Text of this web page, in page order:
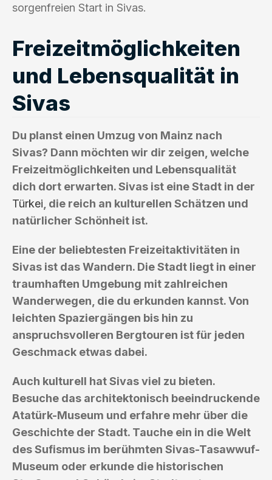
sorgenfreien Start in Sivas.
Freizeitmöglichkeiten
und Lebensqualität in
Sivas
Du planst einen Umzug von Mainz nach
Sivas? Dann möchten wir dir zeigen, welche
Freizeitmöglichkeiten und Lebensqualität
dich dort erwarten. Sivas ist eine Stadt in der
Türkei , die reich an kulturellen Schätzen und
natürlicher Schönheit ist.
Eine der beliebtesten Freizeitaktivitäten in
Sivas ist das Wandern. Die Stadt liegt in einer
traumhaften Umgebung mit zahlreichen
Wanderwegen, die du erkunden kannst. Von
leichten Spaziergängen bis hin zu
anspruchsvolleren Bergtouren ist für jeden
Geschmack etwas dabei.
Auch kulturell hat Sivas viel zu bieten.
Besuche das architektonisch beeindruckende
Atatürk-Museum und erfahre mehr über die
Geschichte der Stadt. Tauche ein in die Welt
des Sufismus im berühmten Sivas-Tasawwuf-
Museum oder erkunde die historischen